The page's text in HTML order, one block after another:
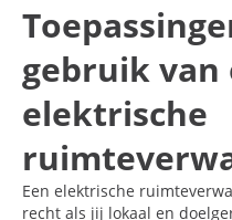
gebruik van
elektrische
Een elektrische
recht als jij lokaal en